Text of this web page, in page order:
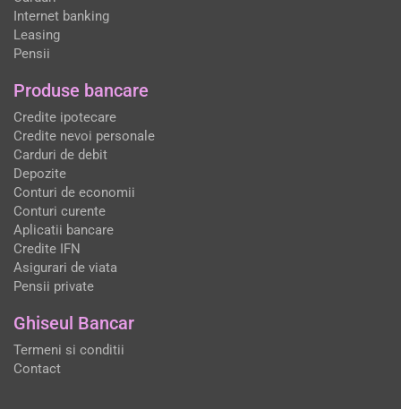
Internet banking
Leasing
Pensii
Produse bancare
Credite ipotecare
Credite nevoi personale
Carduri de debit
Depozite
Conturi de economii
Conturi curente
Aplicatii bancare
Credite IFN
Asigurari de viata
Pensii private
Ghiseul Bancar
Termeni si conditii
Contact